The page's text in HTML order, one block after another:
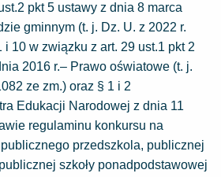
pkt 5 ustawy z dnia 8 marca
gminnym (t. j. Dz. U. z 2022 r.
i 10 w związku z art. 29 ust.1 pkt 2
2016 r.– Prawo oświatowe (t. j.
ze zm.) oraz § 1 i 2
Edukacji Narodowej z dnia 11
regulaminu konkursu na
przedszkola, publicznej
szkoły ponadpodstawowej